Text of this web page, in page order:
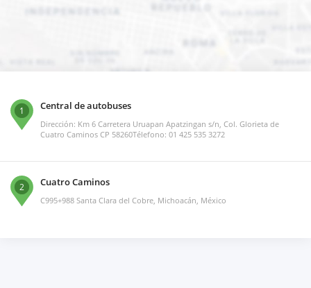
1 Central de autobuses
Dirección: Km 6 Carretera Uruapan Apatzingan s/n, Col. Glorieta de
Cuatro Caminos CP 58260Télefono: 01 425 535 3272
2 Cuatro Caminos
C995+988 Santa Clara del Cobre, Michoacán, México